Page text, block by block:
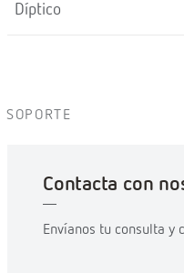
Díptico
SOPORTE
Contacta con
Envíanos tu consulta y